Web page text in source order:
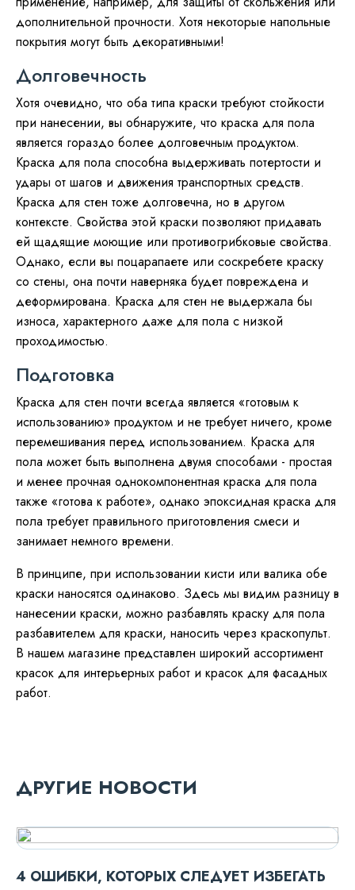
дополнительной прочности. Хотя некоторые напольные
покрытия могут быть декоративными!
Долговечность
Хотя очевидно, что оба типа краски требуют стойкости
при нанесении, вы обнаружите, что краска для пола
является гораздо более долговечным продуктом.
Краска для пола способна выдерживать потертости и
удары от шагов и движения транспортных средств.
Краска для стен тоже долговечна, но в другом
контексте. Свойства этой краски позволяют придавать
ей щадящие моющие или противогрибковые свойства.
Однако, если вы поцарапаете или соскребете краску
со стены, она почти наверняка будет повреждена и
деформирована. Краска для стен не выдержала бы
износа, характерного даже для пола с низкой
проходимостью.
Подготовка
Краска для стен почти всегда является «готовым к
использованию» продуктом и не требует ничего, кроме
перемешивания перед использованием. Краска для
пола может быть выполнена двумя способами - простая
и менее прочная однокомпонентная краска для пола
также «готова к работе», однако эпоксидная краска для
пола требует правильного приготовления смеси и
занимает немного времени.
В принципе, при использовании кисти или валика обе
краски наносятся одинаково. Здесь мы видим разницу в
нанесении краски, можно разбавлять краску для пола
разбавителем для краски, наносить через краскопульт.
В нашем магазине представлен широкий ассортимент
красок для интерьерных работ и красок для фасадных
работ.
ДРУГИЕ НОВОСТИ
4 ОШИБКИ, КОТОРЫХ СЛЕДУЕТ ИЗБЕГАТЬ